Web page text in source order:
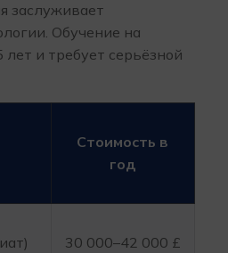
заслуживает
Обучение на
лет и требует серьёзной
Стоимость в
год
30 000–42 000 £